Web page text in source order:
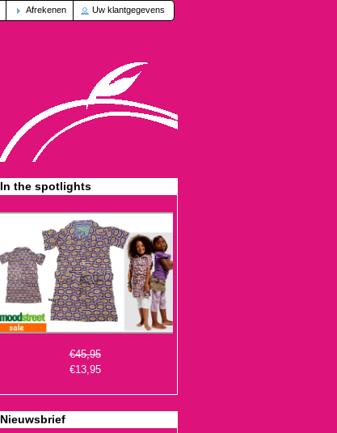
Afrekenen Uw klantgegevens
In the spotlights
€13,95
Nieuwsbrief